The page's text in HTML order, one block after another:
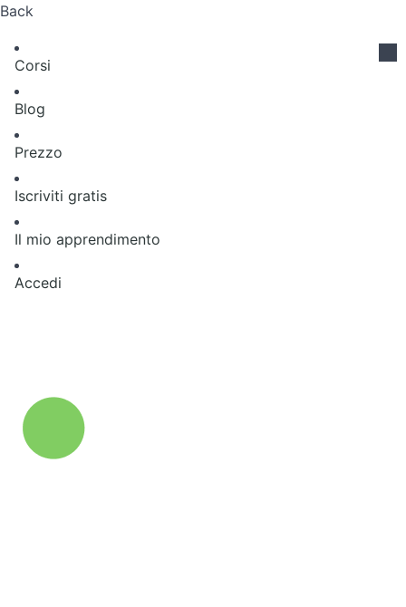
Back
Corsi
Blog
Prezzo
Iscriviti gratis
Il mio apprendimento
Accedi